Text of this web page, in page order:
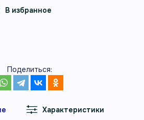
В избранное
Поделиться:
Характеристики